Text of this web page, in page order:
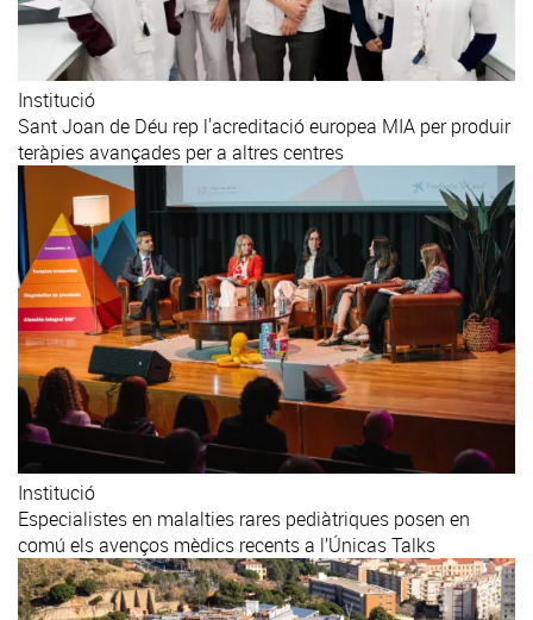
Institució
Sant Joan de Déu rep l'acreditació europea MIA per produir
teràpies avançades per a altres centres
Institució
Especialistes en malalties rares pediàtriques posen en
comú els avenços mèdics recents a l’Únicas Talks